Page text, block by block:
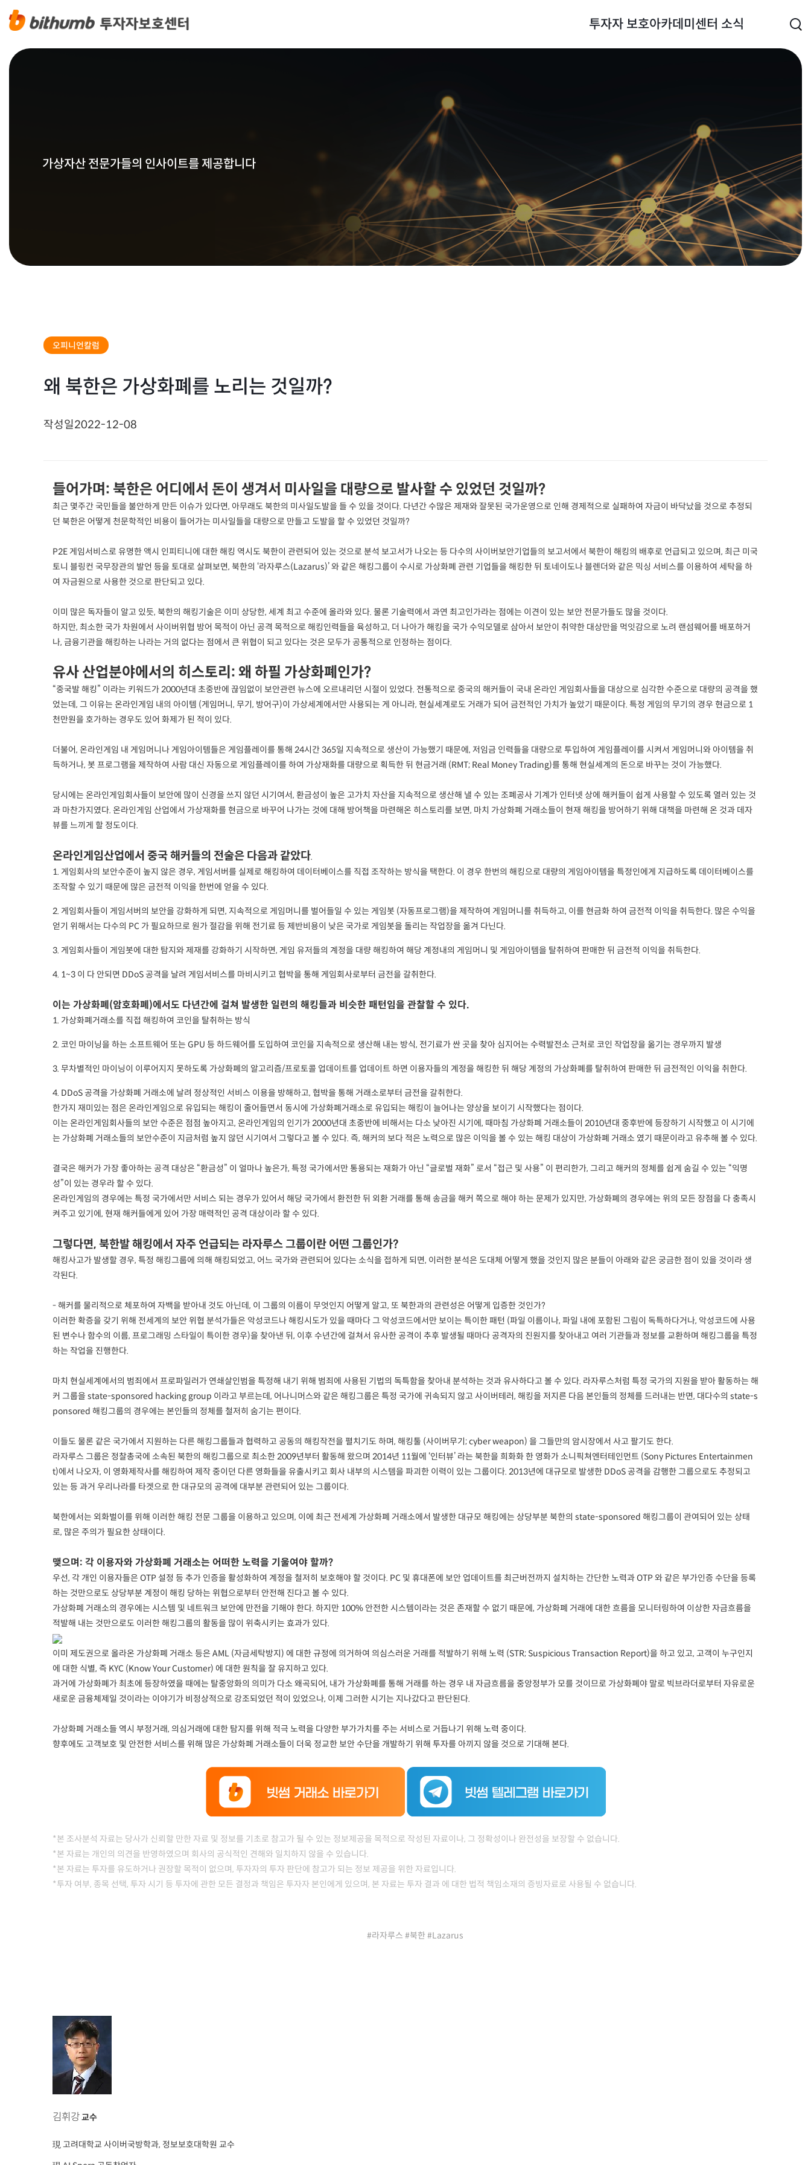
투자자 보호아카데미 센터 소식
가상자산 전문가들의 인사이트를 제공합니다
오피니언칼럼
왜 북한은 가상화폐를 노리는 것일까?
작성일2022-12-08
들어가며: 북한은 어디에서 돈이 생겨서 미사일을 대량으로 발사할 수 있었던 것일까?
최근 몇주간 국민들을 불안하게 만든 이슈가 있다면, 아무래도 북한의 미사일도발을 들 수 있을 것이다. 다년간 수많은 제재와 잘못된 국가운영으로 인해 경제적으로 실패하여 자금이 바닥났을 것으로 추정되
던 북한은 어떻게 천문학적인 비용이 들어가는 미사일들을 대량으로 만들고 도발을 할 수 있었던 것일까?
P2E 게임서비스로 유명한 액시 인피티니에 대한 해킹 역시도 북한이 관련되어 있는 것으로 분석 보고서가 나오는 등 다수의 사이버보안기업들의 보고서에서 북한이 해킹의 배후로 언급되고 있으며, 최근 미국
토니 블링컨 국무장관의 발언 등을 토대로 살펴보면, 북한의 ‘라자루스(Lazarus)’ 와 같은 해킹그룹이 수시로 가상화폐 관련 기업들을 해킹한 뒤 토네이도나 블렌더와 같은 믹싱 서비스를 이용하여 세탁을 하
여 자금원으로 사용한 것으로 판단되고 있다.
이미 많은 독자들이 알고 있듯, 북한의 해킹기술은 이미 상당한, 세계 최고 수준에 올라와 있다. 물론 기술력에서 과연 최고인가라는 점에는 이견이 있는 보안 전문가들도 많을 것이다.
하지만, 최소한 국가 차원에서 사이버위협 방어 목적이 아닌 공격 목적으로 해킹인력들을 육성하고, 더 나아가 해킹을 국가 수익모델로 삼아서 보안이 취약한 대상만을 먹잇감으로 노려 랜섬웨어를 배포하거
나, 금융기관을 해킹하는 나라는 거의 없다는 점에서 큰 위협이 되고 있다는 것은 모두가 공통적으로 인정하는 점이다.
유사 산업분야에서의 히스토리: 왜 하필 가상화폐인가?
“중국발 해킹” 이라는 키워드가 2000년대 초중반에 끊임없이 보안관련 뉴스에 오르내리던 시절이 있었다. 전통적으로 중국의 해커들이 국내 온라인 게임회사들을 대상으로 심각한 수준으로 대량의 공격을 했
었는데, 그 이유는 온라인게임 내의 아이템 (게임머니, 무기, 방어구)이 가상세계에서만 사용되는 게 아니라, 현실세계로도 거래가 되어 금전적인 가치가 높았기 때문이다. 특정 게임의 무기의 경우 현금으로 1
천만원을 호가하는 경우도 있어 화제가 된 적이 있다.
더불어, 온라인게임 내 게임머니나 게임아이템들은 게임플레이를 통해 24시간 365일 지속적으로 생산이 가능했기 때문에, 저임금 인력들을 대량으로 투입하여 게임플레이를 시켜서 게임머니와 아이템을 취
득하거나, 봇 프로그램을 제작하여 사람 대신 자동으로 게임플레이를 하여 가상재화를 대량으로 획득한 뒤 현금거래 (RMT; Real Money Trading)를 통해 현실세계의 돈으로 바꾸는 것이 가능했다.
당시에는 온라인게임회사들이 보안에 많이 신경을 쓰지 않던 시기여서, 환금성이 높은 고가치 자산을 지속적으로 생산해 낼 수 있는 조폐공사 기계가 인터넷 상에 해커들이 쉽게 사용할 수 있도록 열러 있는 것
과 마찬가지였다. 온라인게임 산업에서 가상재화를 현금으로 바꾸어 나가는 것에 대해 방어책을 마련해온 히스토리를 보면, 마치 가상화폐 거래소들이 현재 해킹을 방어하기 위해 대책을 마련해 온 것과 데자
뷰를 느끼게 할 정도이다.
온라인게임산업에서 중국 해커들의 전술은 다음과 같았다.
1. 게임회사의 보안수준이 높지 않은 경우, 게임서버를 실제로 해킹하여 데이터베이스를 직접 조작하는 방식을 택한다. 이 경우 한번의 해킹으로 대량의 게임아이템을 특정인에게 지급하도록 데이터베이스를
조작할 수 있기 때문에 많은 금전적 이익을 한번에 얻을 수 있다.
2. 게임회사들이 게임서버의 보안을 강화하게 되면, 지속적으로 게임머니를 벌어들일 수 있는 게임봇 (자동프로그램)을 제작하여 게임머니를 취득하고, 이를 현금화 하여 금전적 이익을 취득한다. 많은 수익을
얻기 위해서는 다수의 PC 가 필요하므로 원가 절감을 위해 전기료 등 제반비용이 낮은 국가로 게임봇을 돌리는 작업장을 옮겨 다닌다.
3. 게임회사들이 게임봇에 대한 탐지와 제재를 강화하기 시작하면, 게임 유저들의 계정을 대량 해킹하여 해당 계정내의 게임머니 및 게임아이템을 탈취하여 판매한 뒤 금전적 이익을 취득한다.
4. 1~3 이 다 안되면 DDoS 공격을 날려 게임서비스를 마비시키고 협박을 통해 게임회사로부터 금전을 갈취한다.
이는 가상화폐(암호화폐)에서도 다년간에 걸쳐 발생한 일련의 해킹들과 비슷한 패턴임을 관찰할 수 있다.
1. 가상화폐거래소를 직접 해킹하여 코인을 탈취하는 방식
2. 코인 마이닝을 하는 소프트웨어 또는 GPU 등 하드웨어를 도입하여 코인을 지속적으로 생산해 내는 방식, 전기료가 싼 곳을 찾아 심지어는 수력발전소 근처로 코인 작업장을 옮기는 경우까지 발생
3. 무차별적인 마이닝이 이루어지지 못하도록 가상화폐의 알고리즘/프로토콜 업데이트를 업데이트 하면 이용자들의 계정을 해킹한 뒤 해당 계정의 가상화폐를 탈취하여 판매한 뒤 금전적인 이익을 취한다.
4. DDoS 공격을 가상화폐 거래소에 날려 정상적인 서비스 이용을 방해하고, 협박을 통해 거래소로부터 금전을 갈취한다.
한가지 재미있는 점은 온라인게임으로 유입되는 해킹이 줄어들면서 동시에 가상화폐거래소로 유입되는 해킹이 늘어나는 양상을 보이기 시작했다는 점이다.
이는 온라인게임회사들의 보안 수준은 점점 높아지고, 온라인게임의 인기가 2000년대 초중반에 비해서는 다소 낮아진 시기에, 때마침 가상화폐 거래소들이 2010년대 중후반에 등장하기 시작했고 이 시기에
는 가상화폐 거래소들의 보안수준이 지금처럼 높지 않던 시기여서 그렇다고 볼 수 있다. 즉, 해커의 보다 적은 노력으로 많은 이익을 볼 수 있는 해킹 대상이 가상화폐 거래소 였기 때문이라고 유추해 볼 수 있다.
결국은 해커가 가장 좋아하는 공격 대상은 “환금성” 이 얼마나 높은가, 특정 국가에서만 통용되는 재화가 아닌 “글로벌 재화” 로서 “접근 및 사용” 이 편리한가, 그리고 해커의 정체를 쉽게 숨길 수 있는 “익명
성”이 있는 경우라 할 수 있다.
온라인게임의 경우에는 특정 국가에서만 서비스 되는 경우가 있어서 해당 국가에서 환전한 뒤 외환 거래를 통해 송금을 해커 쪽으로 해야 하는 문제가 있지만, 가상화폐의 경우에는 위의 모든 장점을 다 충족시
켜주고 있기에, 현재 해커들에게 있어 가장 매력적인 공격 대상이라 할 수 있다.
그렇다면, 북한발 해킹에서 자주 언급되는 라자루스 그룹이란 어떤 그룹인가?
해킹사고가 발생할 경우, 특정 해킹그룹에 의해 해킹되었고, 어느 국가와 관련되어 있다는 소식을 접하게 되면, 이러한 분석은 도대체 어떻게 했을 것인지 많은 분들이 아래와 같은 궁금한 점이 있을 것이라 생
각된다.
- 해커를 물리적으로 체포하여 자백을 받아내 것도 아닌데, 이 그룹의 이름이 무엇인지 어떻게 알고, 또 북한과의 관련성은 어떻게 입증한 것인가?
이러한 확증을 갖기 위해 전세계의 보안 위협 분석가들은 악성코드나 해킹시도가 있을 때마다 그 악성코드에서만 보이는 특이한 패턴 (파일 이름이나, 파일 내에 포함된 그림이 독특하다거나, 악성코드에 사용
된 변수나 함수의 이름, 프로그래밍 스타일이 특이한 경우)을 찾아낸 뒤, 이후 수년간에 걸쳐서 유사한 공격이 추후 발생될 때마다 공격자의 진원지를 찾아내고 여러 기관들과 정보를 교환하며 해킹그룹을 특정
하는 작업을 진행한다.
마치 현실세계에서의 범죄에서 프로파일러가 연쇄살인범을 특정해 내기 위해 범죄에 사용된 기법의 독특함을 찾아내 분석하는 것과 유사하다고 볼 수 있다. 라자루스처럼 특정 국가의 지원을 받아 활동하는 해
커 그룹을 state-sponsored hacking group 이라고 부르는데, 어나니머스와 같은 해킹그룹은 특정 국가에 귀속되지 않고 사이버테러, 해킹을 저지른 다음 본인들의 정체를 드러내는 반면, 대다수의 state-s
ponsored 해킹그룹의 경우에는 본인들의 정체를 철저히 숨기는 편이다.
이들도 물론 같은 국가에서 지원하는 다른 해킹그룹들과 협력하고 공동의 해킹작전을 펼치기도 하며, 해킹툴 (사이버무기; cyber weapon) 을 그들만의 암시장에서 사고 팔기도 한다.
라자루스 그룹은 정찰총국에 소속된 북한의 해킹그룹으로 최소한 2009년부터 활동해 왔으며 2014년 11월에 ‘인터뷰’ 라는 북한을 희화화 한 영화가 소니픽쳐엔터테인먼트 (Sony Pictures Entertainmen
t)에서 나오자, 이 영화제작사를 해킹하여 제작 중이던 다른 영화들을 유출시키고 회사 내부의 시스템을 파괴한 이력이 있는 그룹이다. 2013년에 대규모로 발생한 DDoS 공격을 감행한 그룹으로도 추정되고
있는 등 과거 우리나라를 타겟으로 한 대규모의 공격에 대부분 관련되어 있는 그룹이다.
북한에서는 외화벌이를 위해 이러한 해킹 전문 그룹을 이용하고 있으며, 이에 최근 전세계 가상화폐 거래소에서 발생한 대규모 해킹에는 상당부분 북한의 state-sponsored 해킹그룹이 관여되어 있는 상태
로, 많은 주의가 필요한 상태이다.
맺으며: 각 이용자와 가상화폐 거래소는 어떠한 노력을 기울여야 할까?
우선, 각 개인 이용자들은 OTP 설정 등 추가 인증을 활성화하여 계정을 철저히 보호해야 할 것이다. PC 및 휴대폰에 보안 업데이트를 최근버전까지 설치하는 간단한 노력과 OTP 와 같은 부가인증 수단을 등록
하는 것만으로도 상당부분 계정이 해킹 당하는 위협으로부터 안전해 진다고 볼 수 있다.
가상화폐 거래소의 경우에는 시스템 및 네트워크 보안에 만전을 기해야 한다. 하지만 100% 안전한 시스템이라는 것은 존재할 수 없기 때문에, 가상화폐 거래에 대한 흐름을 모니터링하여 이상한 자금흐름을
적발해 내는 것만으로도 이러한 해킹그룹의 활동을 많이 위축시키는 효과가 있다.
이미 제도권으로 올라온 가상화폐 거래소 등은 AML (자금세탁방지) 에 대한 규정에 의거하여 의심스러운 거래를 적발하기 위해 노력 (STR; Suspicious Transaction Report)을 하고 있고, 고객이 누구인지
에 대한 식별, 즉 KYC (Know Your Customer) 에 대한 원칙을 잘 유지하고 있다.
과거에 가상화폐가 최초에 등장하였을 때에는 탈중앙화의 의미가 다소 왜곡되어, 내가 가상화폐를 통해 거래를 하는 경우 내 자금흐름을 중앙정부가 모를 것이므로 가상화폐야 말로 빅브라더로부터 자유로운
새로운 금융체제일 것이라는 이야기가 비정상적으로 강조되었던 적이 있었으나, 이제 그러한 시기는 지나갔다고 판단된다.
가상화폐 거래소들 역시 부정거래, 의심거래에 대한 탐지를 위해 적극 노력을 다양한 부가가치를 주는 서비스로 거듭나기 위해 노력 중이다.
향후에도 고객보호 및 안전한 서비스를 위해 많은 가상화폐 거래소들이 더욱 정교한 보안 수단을 개발하기 위해 투자를 아끼지 않을 것으로 기대해 본다.
*본 조사분석 자료는 당사가 신뢰할 만한 자료 및 정보를 기초로 참고가 될 수 있는 정보제공을 목적으로 작성된 자료이나, 그 정확성이나 완전성을 보장할 수 없습니다.
*본 자료는 개인의 의견을 반영하였으며 회사의 공식적인 견해와 일치하지 않을 수 있습니다.
*본 자료는 투자를 유도하거나 권장할 목적이 없으며, 투자자의 투자 판단에 참고가 되는 정보 제공을 위한 자료입니다.
*투자 여부, 종목 선택, 투자 시기 등 투자에 관한 모든 결정과 책임은 투자자 본인에게 있으며, 본 자료는 투자 결과 에 대한 법적 책임소재의 증빙자료로 사용될 수 없습니다.
#라자루스 #북한 #Lazarus
김휘강교수
現 고려대학교 사이버국방학과, 정보보호대학원 교수